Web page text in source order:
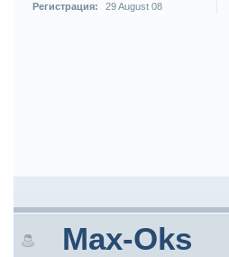
Регистрация:
29 August 08
Max-Oks